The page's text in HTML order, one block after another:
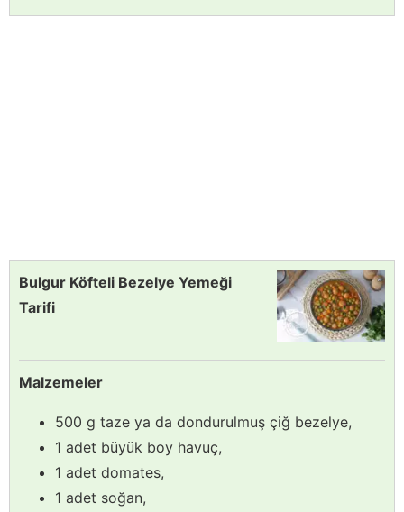
Bulgur Köfteli Bezelye Yemeği
Tarifi
Malzemeler
500 g taze ya da dondurulmuş çiğ bezelye,
1 adet büyük boy havuç,
1 adet domates,
1 adet soğan,